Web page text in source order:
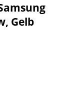
Gelb